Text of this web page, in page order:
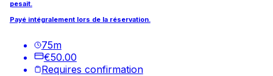
pesait.
Payé intégralement lors de la réservation.
75m
€50.00
Requires confirmation